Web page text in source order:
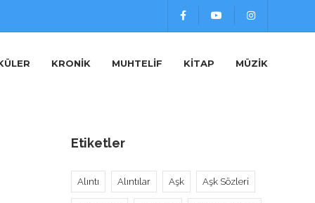
KRONIK MUHTELIF KITAP MÜZIK
Etiketler
Alıntı Alıntılar Aşk Aşk Sözleri